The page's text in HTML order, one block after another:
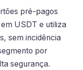
pré-pagos
USDT e utiliza
sem incidência
por
segurança.